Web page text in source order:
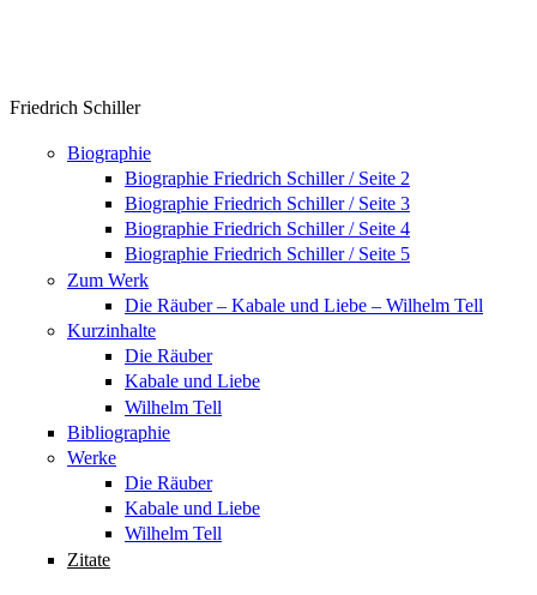
Friedrich Schiller
Biographie
Biographie Friedrich Schiller / Seite 2
Biographie Friedrich Schiller / Seite 3
Biographie Friedrich Schiller / Seite 4
Biographie Friedrich Schiller / Seite 5
Zum Werk
Die Räuber – Kabale und Liebe – Wilhelm Tell
Kurzinhalte
Die Räuber
Kabale und Liebe
Wilhelm Tell
Bibliographie
Werke
Die Räuber
Kabale und Liebe
Wilhelm Tell
Zitate